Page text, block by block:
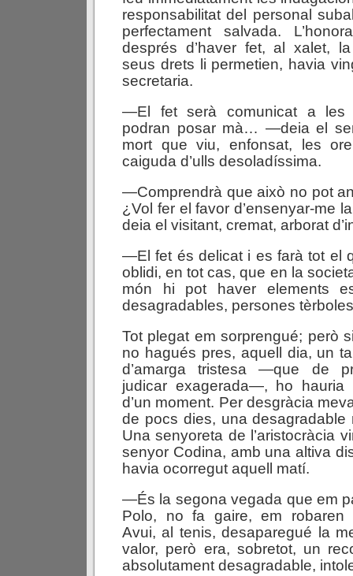
responsabilitat del personal
perfectament salvada.
després d’haver fet, al xalet,
seus drets li permetien, havia
secretaria.
—El fet serà comunicat a les
podran posar mà… —deia el
mort que viu, enfonsat, les
caiguda d’ulls desoladíssima.
—Comprendrà que això no pot
¿Vol fer el favor d’ensenyar-me
deia el visitant, cremat, arborat
—El fet és delicat i es farà tot el
oblidi, en tot cas, que en la
món hi pot haver elements
desagradables, persones
Tot plegat em sorprengué; però
no hagués pres, aquell dia, un
d’amarga tristesa —que de
judicar exagerada—, ho
d’un moment. Per desgràcia
de pocs dies, una desagradable
Una senyoreta de l’aristocràcia
senyor Codina, amb una altiva
havia ocorregut aquell matí.
—És la segona vegada que em
Polo, no fa gaire, em robaren
Avui, al tenis, desaparegué la
valor, però era, sobretot, un
absolutament desagradable,